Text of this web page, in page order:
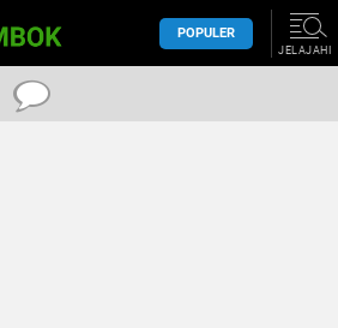
POPULER
JELAJAHI